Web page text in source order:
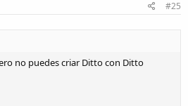
#25
no puedes criar Ditto con Ditto